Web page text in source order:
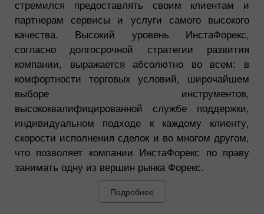
стремился предоставлять своим клиентам и
партнерам сервисы и услуги самого высокого
качества. Высокий уровень ИнстаФорекс,
согласно долгосрочной стратегии развития
компании, выражается абсолютно во всем: в
комфортности торговых условий, широчайшем
выборе инструментов,
высококвалифицированной службе поддержки,
индивидуальном подходе к каждому клиенту,
скорости исполнения сделок и во многом другом,
что позволяет компании ИнстаФорекс по праву
занимать одну из вершин рынка Форекс.
Подробнее